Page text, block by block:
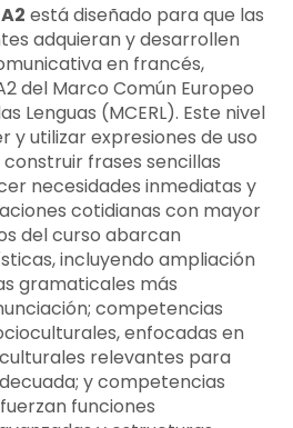
está diseñado para que las
adquieran y desarrollen
en francés,
del Marco Común Europeo
Lenguas (MCERL). Este nivel
utilizar expresiones de uso
frases sencillas
necesidades inmediatas y
cotidianas con mayor
del curso abarcan
incluyendo ampliación
gramaticales más
competencias
enfocadas en
relevantes para
y competencias
funciones